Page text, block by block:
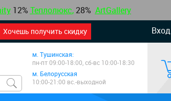
12% Теплолюкс,28% ArtGallery
Вход
Хочешь получить скидку
м. Тушинская:
пн-пт 09:00-18:00, сб-вс 10:00-18:30
м. Белорусская
10:00-21:00 вс.-выходной